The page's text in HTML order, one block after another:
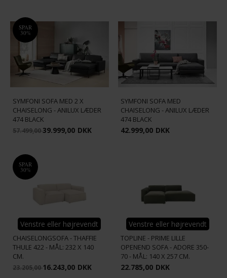
SPAR
30%
SYMFONI SOFA MED 2 X
CHAISELONG - ANILUX LÆDER
474 BLACK
57.499,0039.999,00 DKK
SYMFONI SOFA MED
CHAISELONG - ANILUX LÆDER
474 BLACK
42.999,00 DKK
SPAR
30%
Venstre eller højrevendt
TOPLINE - PRIME
CHAISELONGSOFA - THAFFIE
THULE 422 - MÅL: 232 X 140
CM.
23.205,0016.243,00 DKK
Venstre eller højrevendt
TOPLINE - PRIME LILLE
OPENEND SOFA - ADORE 350-
70 - MÅL: 140 X 257 CM.
22.785,00 DKK